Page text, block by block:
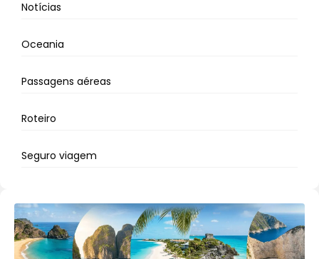
Notícias
Oceania
Passagens aéreas
Roteiro
Seguro viagem